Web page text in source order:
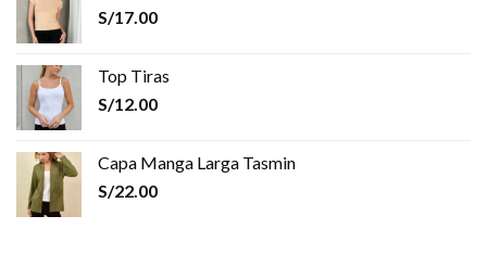
S/17.00
Top Tiras
S/12.00
Capa Manga Larga Tasmin
S/22.00